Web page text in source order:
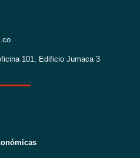
101, Edificio Jumaca 3